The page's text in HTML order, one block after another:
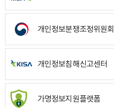
개인정보분쟁조정위원회
개인정보침해신고센터
가명정보지원플랫폼